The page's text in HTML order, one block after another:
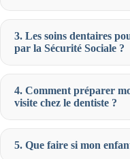
3. Les soins dentaires
par la Sécurité Sociale ?
4. Comment préparer
visite chez le dentiste ?
5. Que faire si mon